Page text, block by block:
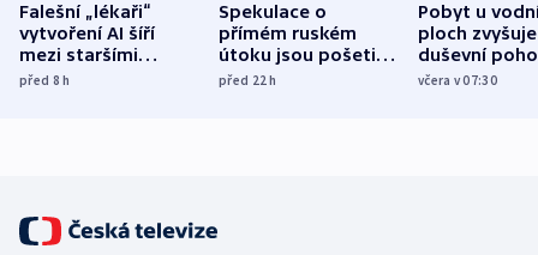
Falešní „lékaři“
vytvoření AI šíří
mezi staršími
Poláky nebezpečné
před 8h
Spekulace o
přímém ruském
útoku jsou pošetilé,
míní estonský
před 22h
Pobyt u
ploch zvyšuje
duševní
ukázala
včera v 07:30